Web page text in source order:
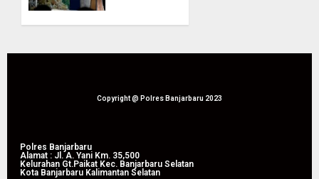
21/05/2026
Bangsa
0
Copyright @ Polres Banjarbaru 2023
Polres Banjarbaru
Alamat : Jl. A. Yani Km. 35,500
Kelurahan Gt.Paikat Kec. Banjarbaru Selatan
Kota Banjarbaru Kalimantan Selatan